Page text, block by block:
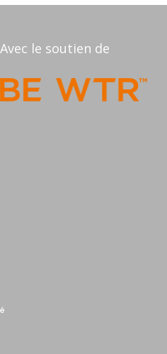
Avec le soutien de